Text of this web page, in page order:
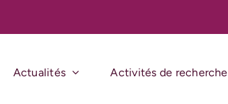
Actualités Activités de recherche